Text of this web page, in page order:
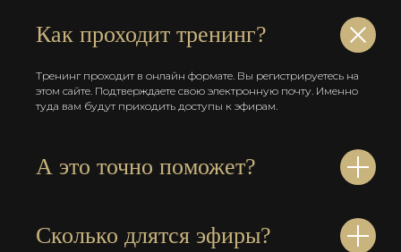
Как проходит тренинг?
Тренинг проходит в онлайн формате. Вы регистрируетесь на
этом сайте. Подтверждаете свою электронную почту. Именно
туда вам будут приходить доступы к эфирам.
А это точно поможет?
Сколько длятся эфиры?